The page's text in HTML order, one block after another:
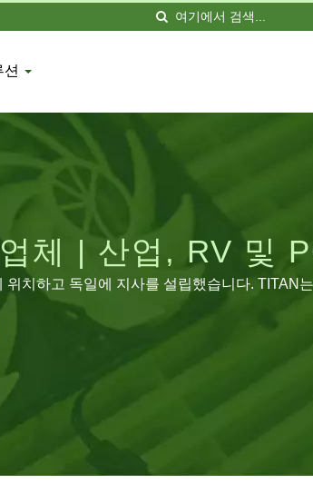
션
체 | 산업, RV 및
치하고 독일에 지사를 설립했습니다. TITAN
신뢰를 얻고 있습니다. 우리는 다양한 요구에
간 생산량이 최소 120만 개 이상입니다.